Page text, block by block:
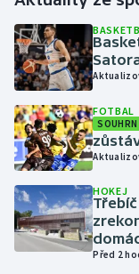
Golf
Gymnastika
Házená
Jezdectví
Judo
Krasobruslení
FOTBAL
SOUHRN
HOKEJ
Před 2